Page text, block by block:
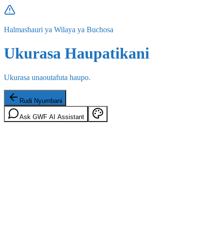
Halmashauri ya Wilaya ya Buchosa
Ukurasa Haupatikani
Ukurasa unaoutafuta haupo.
Rudi Nyumbani
Ask GWF AI Assistant